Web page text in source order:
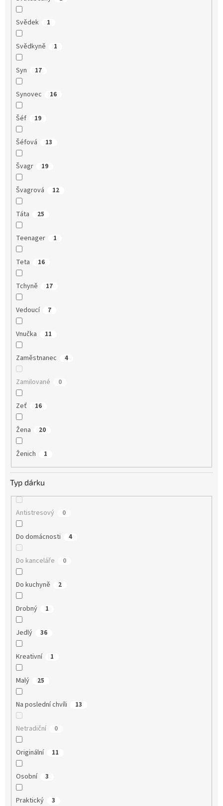
Svědek 1
Svědkyně 1
Syn 17
Synovec 16
Šéf 19
Šéfová 13
Švagr 19
Švagrová 12
Táta 25
Teenager 1
Teta 16
Tchyně 17
Vedoucí 7
Vnučka 11
Zaměstnanec 4
Zamilované 0
Zeť 16
Žena 20
Ženich 1
Typ dárku
Antistresový 0
Do domácnosti 4
Do kanceláře 0
Do kuchyně 2
Drobný 1
Jedlý 36
Kreativní 1
Malý 25
Na poslední chvíli 13
Netradiční 0
Originální 11
Osobní 3
Praktický 3